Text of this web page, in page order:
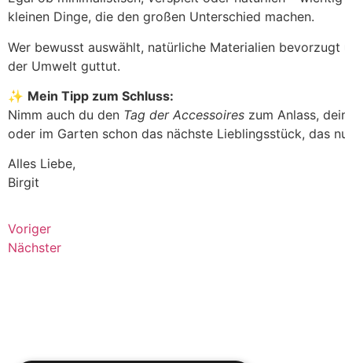
kleinen Dinge, die den großen Unterschied machen.
Wer bewusst auswählt, natürliche Materialien
der Umwelt guttut.
✨ Mein Tipp zum Schluss:
Nimm auch du den Tag der Accessoires zum Anlass,
oder im Garten schon das nächste Lieblingsstück, das
Alles Liebe,
Birgit
Voriger
Nächster